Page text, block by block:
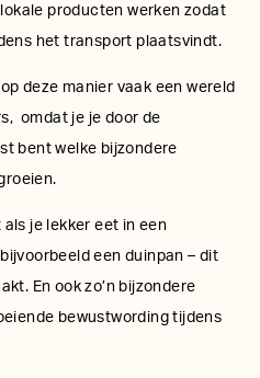
producten werken zodat
het transport plaatsvindt.
deze manier vaak een wereld
omdat je je door de
bent welke bijzondere
je lekker eet in een
een duinpan – dit
En ook zo’n bijzondere
bewustwording tijdens